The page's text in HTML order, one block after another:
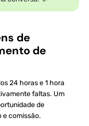
de
de
24 horas e 1 hora
faltas. Um
de
e comissão.